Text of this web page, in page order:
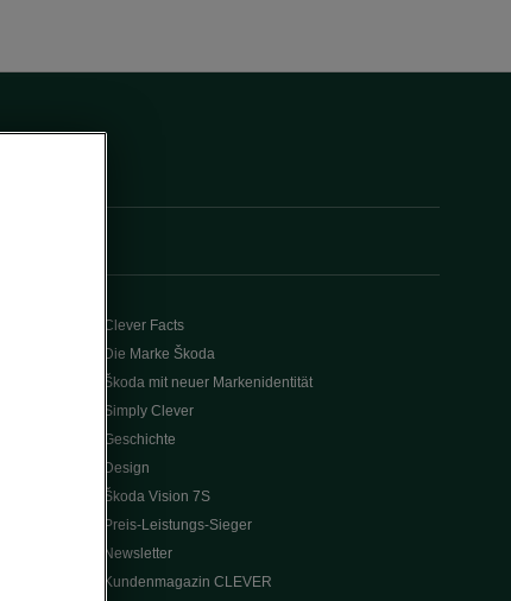
Clever Facts
Die Marke Škoda
Škoda mit neuer Markenidentität
Simply Clever
Geschichte
Design
Škoda Vision 7S
Preis-Leistungs-Sieger
Newsletter
Kundenmagazin CLEVER